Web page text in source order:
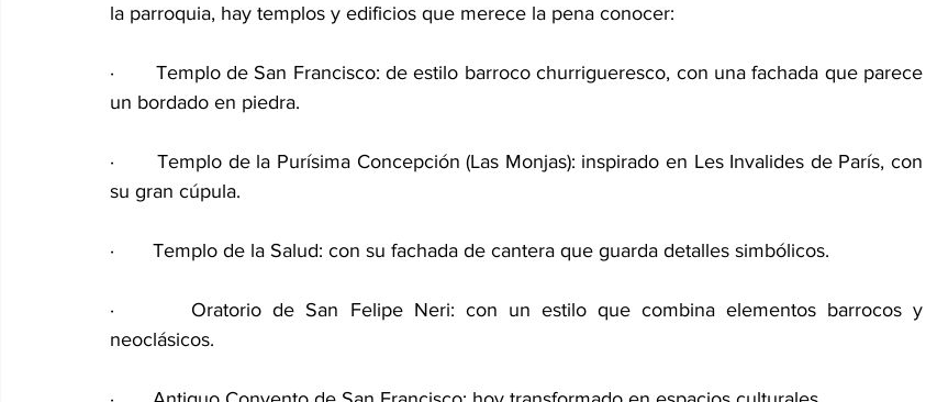
la parroquia, hay templos y edificios que merece la pena conocer:
·       Templo de San Francisco: de estilo barroco churrigueresco, con una fachada que parece
un bordado en piedra.
·       Templo de la Purísima Concepción (Las Monjas): inspirado en Les Invalides de París, con
su gran cúpula.
·       Templo de la Salud: con su fachada de cantera que guarda detalles simbólicos.
·       Oratorio de San Felipe Neri: con un estilo que combina elementos barrocos y
neoclásicos.